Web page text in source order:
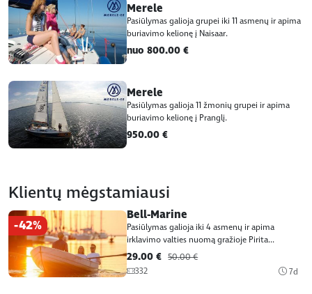
Merele
Pasiūlymas galioja grupei iki 11 asmenų ir apima
buriavimo kelionę į Naisaar.
nuo 800.00 €
Merele
Pasiūlymas galioja 11 žmonių grupei ir apima
buriavimo kelionę į Pranglį.
950.00 €
Klientų mėgstamiausi
-42%
Bell-Marine
Pasiūlymas galioja iki 4 asmenų ir apima
irklavimo valties nuomą gražioje Pirita...
29.00 € 50.00 €
332
7d